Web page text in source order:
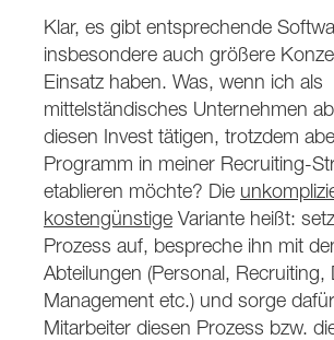
Klar, es gibt entsprechende
insbesondere auch größere
Einsatz haben. Was, wenn ich als
mittelständisches Unternehmen
diesen Invest tätigen, trotzdem
Programm in meiner Recruiting-
etablieren möchte? Die
kostengünstige Variante heißt:
Prozess auf, bespreche ihn mit
Abteilungen (Personal, Recruiting,
Management etc.) und sorge
Mitarbeiter diesen Prozess bzw.